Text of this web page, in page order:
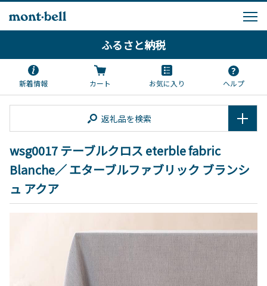
ふるさと納税
新着情報 カート お気に入り ヘルプ
返礼品を検索
wsg0017 テーブルクロス eterble fabric
Blanche／ エターブルファブリック ブランシ
ュ アクア